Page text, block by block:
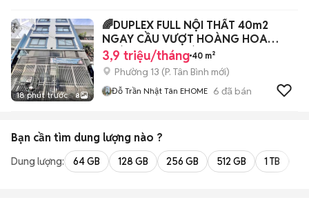
18 phút trước 8
🌈DUPLEX FULL NỘI THẤT 40m2
NGAY CẦU VƯỢT HOÀNG HOA
THÁM CỘNG HOÀ
3,9 triệu/tháng 40 m²
Phường 13 (P. Tân Bình mới)
Đỗ Trần Nhật Tân EHOME 6 đã bán
Bạn cần tìm dung lượng nào ?
Dung lượng: 64 GB 128 GB 256 GB 512 GB 1 TB